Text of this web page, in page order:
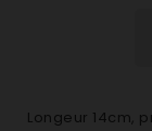
Longeur 14cm,